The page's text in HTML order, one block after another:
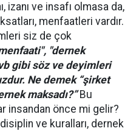
izanı ve insafı olmasa da,
menfaatleri vardır.
siz de çok
"dernek
gibi söz ve deyimleri
Ne demek “şirket
maksadı?”Bu
insandan önce mi gelir?
ve kuralları, dernek